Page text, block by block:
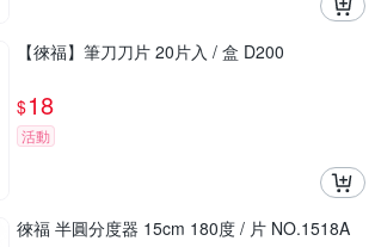
【徠福】筆刀刀片 20片入 / 盒 D200
$18
活動
徠福 半圓分度器 15cm 180度 / 片 NO.1518A